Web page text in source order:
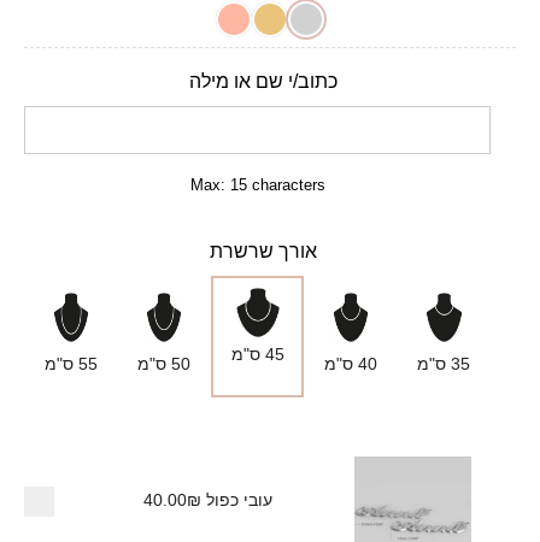
כתוב/י שם או מילה
Max: 15 characters
אורך שרשרת
35 ס"מ 40 ס"מ 45 ס"מ 50 ס"מ 55 ס"מ
עובי כפול 40.00₪